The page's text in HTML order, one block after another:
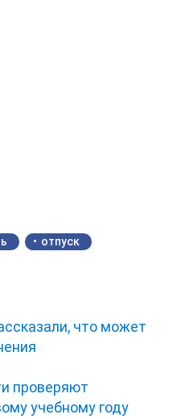
отпуск
что может
проверяют
учебному году